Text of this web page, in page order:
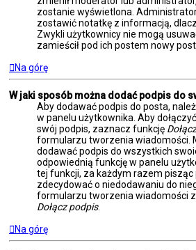
zostanie wyświetlona.
zostawić notatkę z informacją,
Zwykli użytkownicy nie mogą
zamieścił pod ich postem nowy post.
Na górę
W jaki sposób można dodać podpis do
Aby dodawać podpis do posta,
w panelu użytkownika. Aby
swój podpis, zaznacz funkcję
formularzu tworzenia wiadomości.
dodawać podpis do wszystkich
odpowiednią funkcję w panelu
tej funkcji, za każdym razem pisząc
zdecydować o niedodawaniu do
formularzu tworzenia wiadomości
Dołącz podpis.
Na górę